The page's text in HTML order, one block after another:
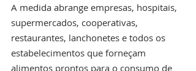
A medida abrange empresas, hospitais,
supermercados, cooperativas,
restaurantes, lanchonetes e todos os
estabelecimentos que forneçam
alimentos prontos para o consumo de